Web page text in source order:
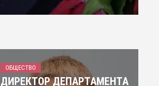
ОБЩЕСТВО
ДИРЕКТОР ДЕПАРТАМЕНТА